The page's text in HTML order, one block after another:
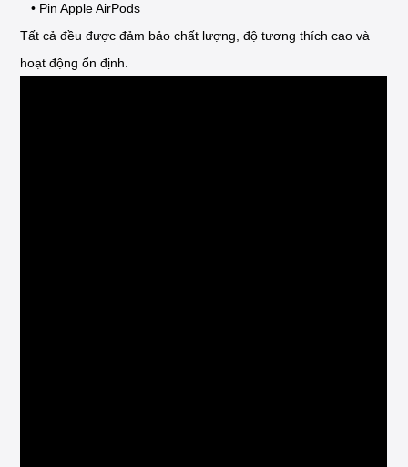
• Pin Apple AirPods
Tất cả đều được đảm bảo chất lượng, độ tương thích cao và
hoạt động ổn định.